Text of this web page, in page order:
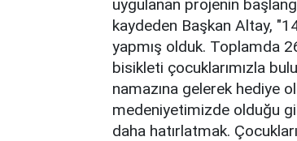
uygulanan projenin
kaydeden Başkan Altay,
yapmış olduk. Toplamda
bisikleti çocuklarımızla
namazına gelerek hediye
medeniyetimizde olduğu
daha hatırlatmak.